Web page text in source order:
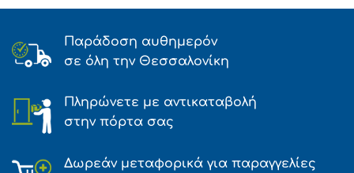
Παράδοση αυθημερόν
σε όλη την Θεσσαλονίκη
Πληρώνετε με αντικαταβολή
στην πόρτα σας
Δωρεάν μεταφορικά για παραγγελίες